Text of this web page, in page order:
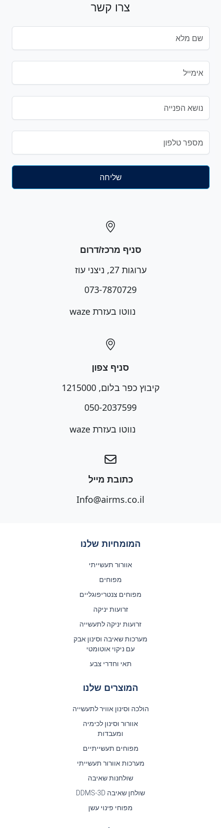
סניף מרכז/דרום
ערוגות 27, ניצני עוז
073-7870729
נווטו בעזרת waze
סניף צפון
קיבוץ כפר בלום, 1215000
050-2037599
נווטו בעזרת waze
כתובת מייל
Info@airms.co.il
צרו קשר
המומחיות שלנו
אוורור תעשייתי
מפוחים
מפוחים צנטריפוגליים
זרועות יניקה
זרועות יניקה לתעשייה
מערכות שאיבה וסינון אבק
עם ניקוי אוטומטי
תאי וחדרי צבע
המוצרים שלנו
הולכה וסינון אוויר לתעשייה
אוורור וסינון לכימיה
ומעבדות
מפוחים תעשייתיים
מערכות אוורור תעשייתי
שולחנות שאיבה
שולחן שאיבה DDMS-3D
מפוחי פינוי עשן